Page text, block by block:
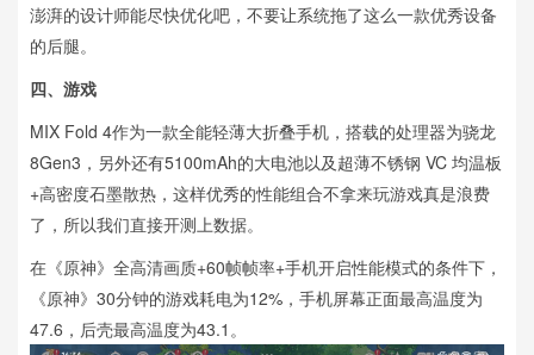
澎湃的设计师能尽快优化吧，不要让系统拖了这么一款优秀设备
的后腿。
四、游戏
MIX Fold 4作为一款全能轻薄大折叠手机，搭载的处理器为骁龙
8Gen3，另外还有5100mAh的大电池以及超薄不锈钢 VC 均温板
+高密度石墨散热，这样优秀的性能组合不拿来玩游戏真是浪费
了，所以我们直接开测上数据。
在《原神》全高清画质+60帧帧率+手机开启性能模式的条件下，
《原神》30分钟的游戏耗电为12%，手机屏幕正面最高温度为
47.6，后壳最高温度为43.1。